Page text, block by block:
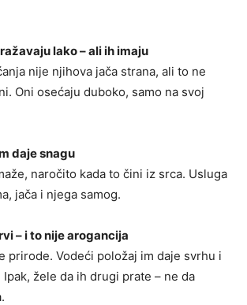
lako – ali ih imaju
nije njihova jača strana, ali to ne
Oni osećaju duboko, samo na svoj
daje snagu
naročito kada to čini iz srca. Usluga
jača i njega samog.
– i to nije arogancija
prirode. Vodeći položaj im daje svrhu i
žele da ih drugi prate – ne da